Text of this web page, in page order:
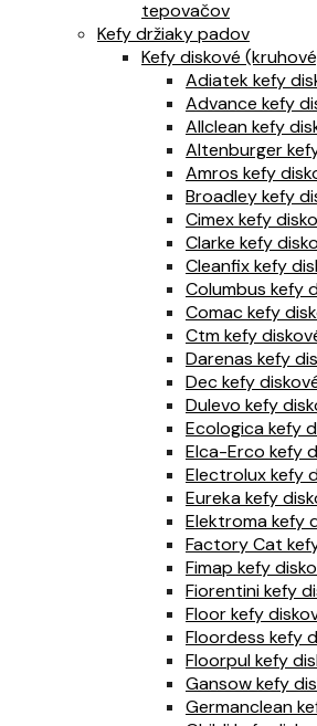
tepovačov
Kefy držiaky padov
Kefy diskové
Adiatek kefy
Advance kefy
Allclean kefy
Altenburger
Amros kefy
Broadley kefy
Cimex kefy
Clarke kefy
Cleanfix kefy
Columbus kefy
Comac kefy
Ctm kefy
Darenas kefy
Dec kefy
Dulevo kefy
Ecologica kefy
Elca-Erco kefy
Electrolux kefy
Eureka kefy
Elektroma kefy
Factory Cat
Fimap kefy
Fiorentini kefy
Floor kefy
Floordess kefy
Floorpul kefy
Gansow kefy
Germanclean